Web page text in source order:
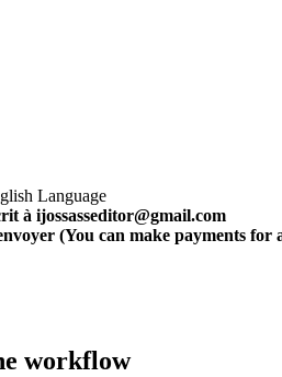
Language
à ijossasseditor@gmail.com
(You can make payments for
workflow